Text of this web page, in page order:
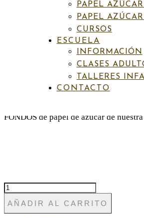
PAPEL
PAPEL
CURSOS
ESCUELA
INFORMACIÓN
CLASES
TALLERES
CONTACTO
Fon Navidad 4
IVA incluído
PAPEL DE AZÚCAR
FONDOS de papel de azúcar de
FON
NAVIDAD
4
CANTIDAD
AÑADIR AL CARRITO